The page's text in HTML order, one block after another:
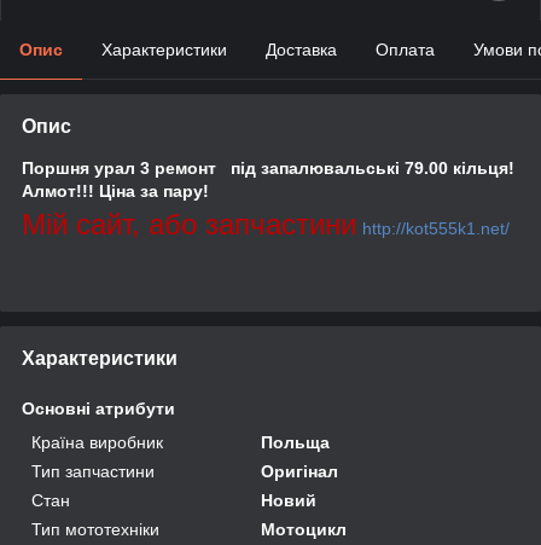
Опис Характеристики Доставка Оплата Умови
Опис
Поршня урал 3 ремонт під запалювальські 79.00 кільця!
Алмот!!! Ціна за пару!
Мій сайт, або запчастини http://kot555k1.net/
Характеристики
Основні атрибути
Країна виробник
Польща
Тип запчастини
Оригінал
Стан
Новий
Тип мототехніки
Мотоцикл